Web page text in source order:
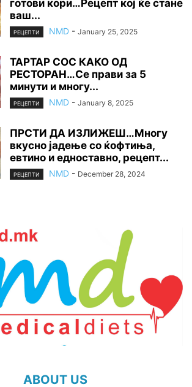
готови кори…Рецепт кој ќе стане
ваш...
РЕЦЕПТИ NMD - January 25, 2025
ТАРТАР СОС КАКО ОД
РЕСТОРАН…Се прави за 5
минути и многу...
РЕЦЕПТИ NMD - January 8, 2025
ПРСТИ ДА ИЗЛИЖЕШ…Многу
вкусно јадење со ќофтиња,
евтино и едноставно, рецепт...
РЕЦЕПТИ NMD - December 28, 2024
ABOUT US